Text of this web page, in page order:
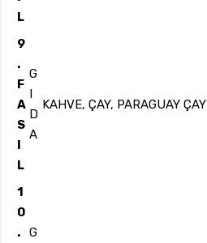
L
9
.
F
A
S
L
G
D
A
KAHVE, ÇAY, PARAGUAY
1
0
.
G